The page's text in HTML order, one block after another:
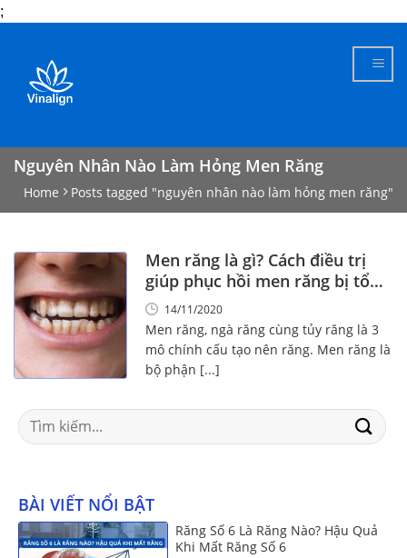
;
content
Nguyên Nhân Nào Làm Hỏng Men Răng
Home Posts tagged "nguyên nhân nào làm hỏng men răng"
Men răng là gì? Cách điều trị
giúp phục hồi men răng bị tổn
thương
14/11/2020
Men răng, ngà răng cùng tủy răng là 3
mô chính cấu tạo nên răng. Men răng là
bộ phận [...]
Search
for:
BÀI VIẾT NỔI BẬT
Răng Số 6 Là Răng Nào? Hậu Quả
Khi Mất Răng Số 6